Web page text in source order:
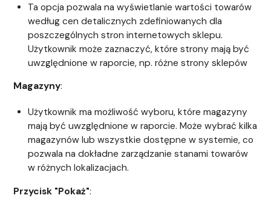
Ta opcja pozwala na wyświetlanie wartości towarów
według cen detalicznych zdefiniowanych dla
poszczególnych stron internetowych sklepu.
Użytkownik może zaznaczyć, które strony mają być
uwzględnione w raporcie, np. różne strony sklepów
Magazyny:
Użytkownik ma możliwość wyboru, które magazyny
mają być uwzględnione w raporcie. Może wybrać kilka
magazynów lub wszystkie dostępne w systemie, co
pozwala na dokładne zarządzanie stanami towarów
w różnych lokalizacjach.
Przycisk "Pokaż":